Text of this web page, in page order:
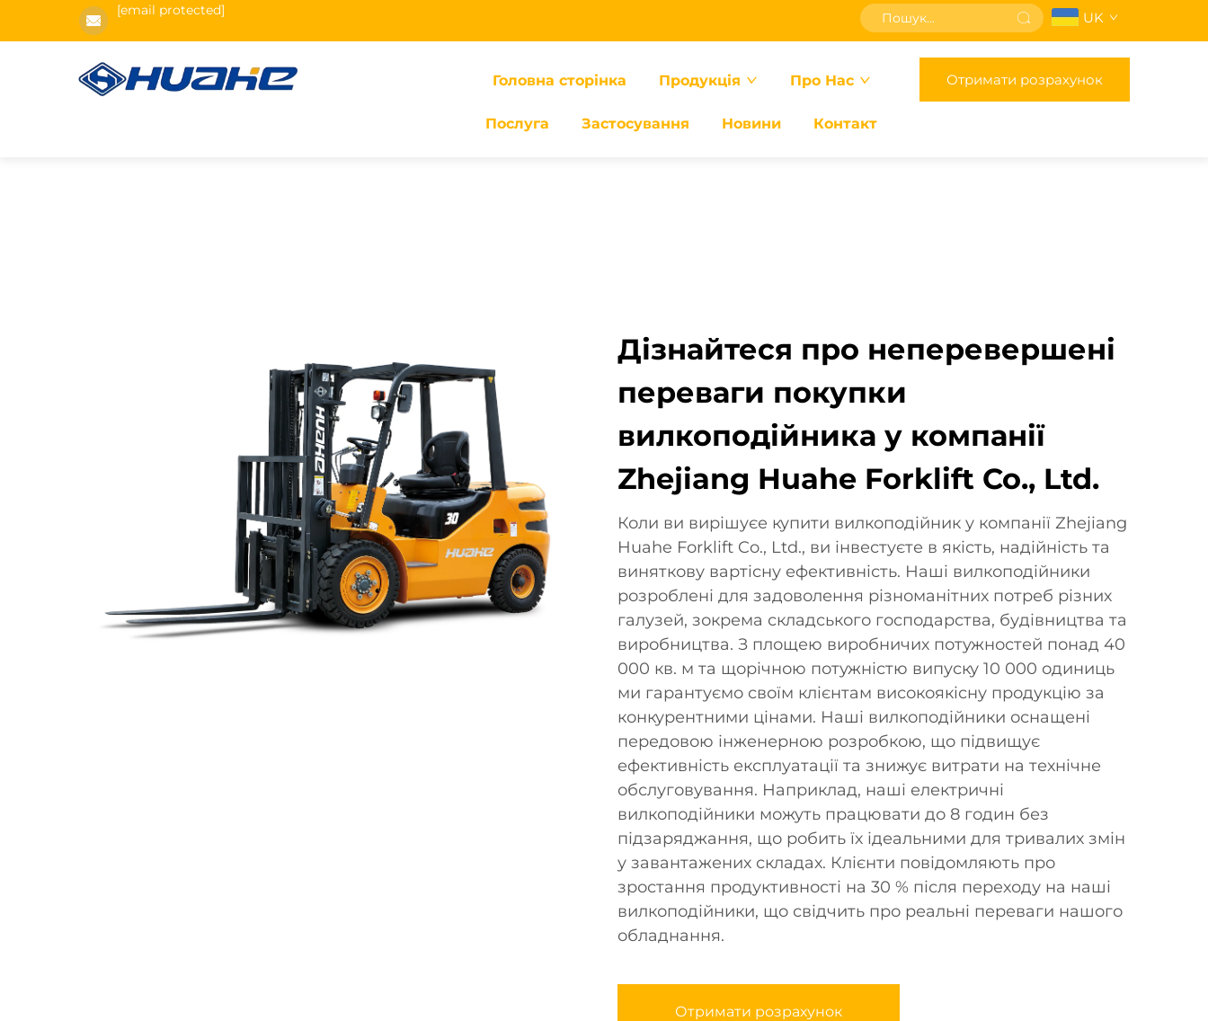
[email protected] UK
Головна сторінка Продукція Про Нас
Послуга Застосування Новини Контакт
Отримати розрахунок
Дізнайтеся про неперевершені
переваги покупки
вилкоподійника у компанії
Zhejiang Huahe Forklift Co., Ltd.
Коли ви вирішуєе купити вилкоподійник у компанії Zhejiang
Huahe Forklift Co., Ltd., ви інвестуєте в якість, надійність та
виняткову вартісну ефективність. Наші вилкоподійники
розроблені для задоволення різноманітних потреб різних
галузей, зокрема складського господарства, будівництва та
виробництва. З площею виробничих потужностей понад 40
000 кв. м та щорічною потужністю випуску 10 000 одиниць
ми гарантуємо своїм клієнтам високоякісну продукцію за
конкурентними цінами. Наші вилкоподійники оснащені
передовою інженерною розробкою, що підвищує
ефективність експлуатації та знижує витрати на технічне
обслуговування. Наприклад, наші електричні
вилкоподійники можуть працювати до 8 годин без
підзаряджання, що робить їх ідеальними для тривалих змін
у завантажених складах. Клієнти повідомляють про
зростання продуктивності на 30 % після переходу на наші
вилкоподійники, що свідчить про реальні переваги нашого
обладнання.
Отримати розрахунок